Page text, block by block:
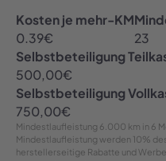
Kosten je mehr-KM
0.39€
23
Selbstbeteiligung
500,00€
Selbstbeteiligung
750,00€
Mindestlaufleistung 6.000 km in 6
Mindestlaufleistung werden 10%
herstellerseitige Rabatte und